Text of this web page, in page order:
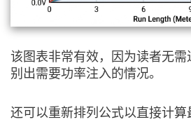
该图表非常有效，因为读者无
别出需要功率注入的情况。
还可以重新排列公式以直接计算